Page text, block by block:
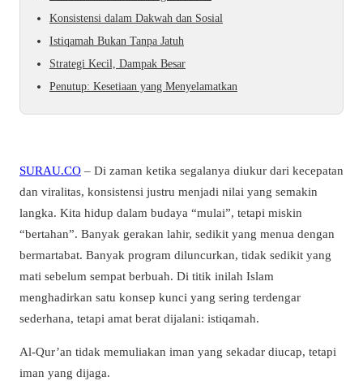
Konsistensi dalam Dakwah dan Sosial
Istiqamah Bukan Tanpa Jatuh
Strategi Kecil, Dampak Besar
Penutup: Kesetiaan yang Menyelamatkan
SURAU.CO – Di zaman ketika segalanya diukur dari kecepatan
dan viralitas, konsistensi justru menjadi nilai yang semakin
langka. Kita hidup dalam budaya “mulai”, tetapi miskin
“bertahan”. Banyak gerakan lahir, sedikit yang menua dengan
bermartabat. Banyak program diluncurkan, tidak sedikit yang
mati sebelum sempat berbuah. Di titik inilah Islam
menghadirkan satu konsep kunci yang sering terdengar
sederhana, tetapi amat berat dijalani: istiqamah.
Al-Qur’an tidak memuliakan iman yang sekadar diucap, tetapi
iman yang dijaga.